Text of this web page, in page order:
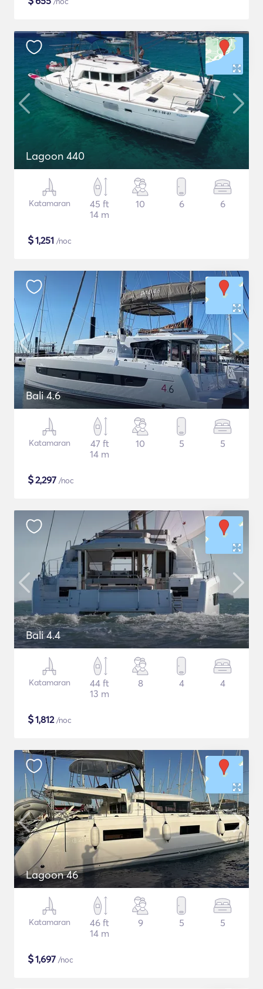
Lagoon 440
Katamaran
45 ft
14 m
10 6 6
$1,251 /noc
Bali 4.6
Katamaran
47 ft
14 m
10 5 5
$2,297 /noc
Bali 4.4
Katamaran
44 ft
13 m
8 4 4
$1,812/noc
Lagoon 46
Katamaran
46 ft
14 m
9 5 5
$1,697 /noc